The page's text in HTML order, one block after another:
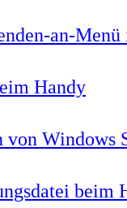
an-
Handy
von Windows
beim